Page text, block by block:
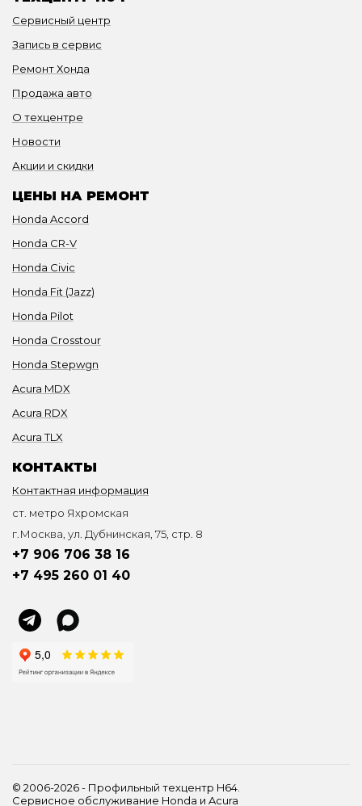
Сервисный центр
Запись в сервис
Ремонт Хонда
Продажа авто
О техцентре
Новости
Акции и скидки
ЦЕНЫ НА РЕМОНТ
Honda Accord
Honda CR-V
Honda Civic
Honda Fit (Jazz)
Honda Pilot
Honda Crosstour
Honda Stepwgn
Acura MDX
Acura RDX
Acura TLX
КОНТАКТЫ
Контактная информация
ст. метро Яхромская
г.Москва, ул. Дубнинская, 75, стр. 8
+7 906 706 38 16
+7 495 260 01 40
© 2006-2026 - Профильный техцентр H64.
Сервисное обслуживание Honda и Acura